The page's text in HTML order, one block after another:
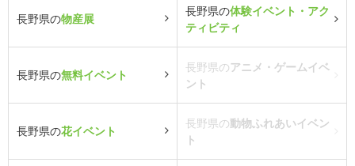
長野県の物産展
長野県の体験イベント・アク
ティビティ
長野県の無料イベント
長野県のアニメ・ゲームイベ
ント
長野県の花イベント
長野県の動物ふれあいイベン
ト